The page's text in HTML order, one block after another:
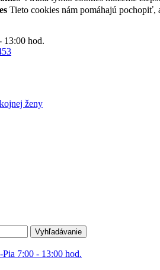
Tieto cookies nám pomáhajú pochopiť,
13:00 hod.
ženy
Vyhľadávanie
Pia 7:00 - 13:00 hod.